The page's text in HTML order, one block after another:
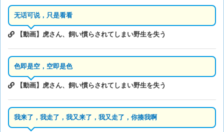
无话可说，只是看看
【動画】虎さん、飼い慣らされてしまい野生を失う
色即是空，空即是色
【動画】虎さん、飼い慣らされてしまい野生を失う
我来了，我走了，我又来了，我又走了，你揍我啊